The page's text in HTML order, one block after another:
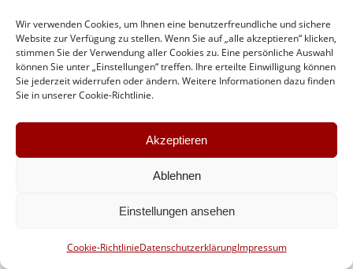
Wir verwenden Cookies, um Ihnen eine benutzerfreundliche und sichere
Website zur Verfügung zu stellen. Wenn Sie auf „alle akzeptieren“ klicken,
stimmen Sie der Verwendung aller Cookies zu. Eine persönliche Auswahl
können Sie unter „Einstellungen“ treffen. Ihre erteilte Einwilligung können
Sie jederzeit widerrufen oder ändern. Weitere Informationen dazu finden
Sie in unserer Cookie-Richtlinie.
Akzeptieren
Ablehnen
Einstellungen ansehen
Cookie-RichtlinieDatenschutzerklärungImpressum
2026 ©Aventem GmbH - Audiovisuelle Dienstleistungen